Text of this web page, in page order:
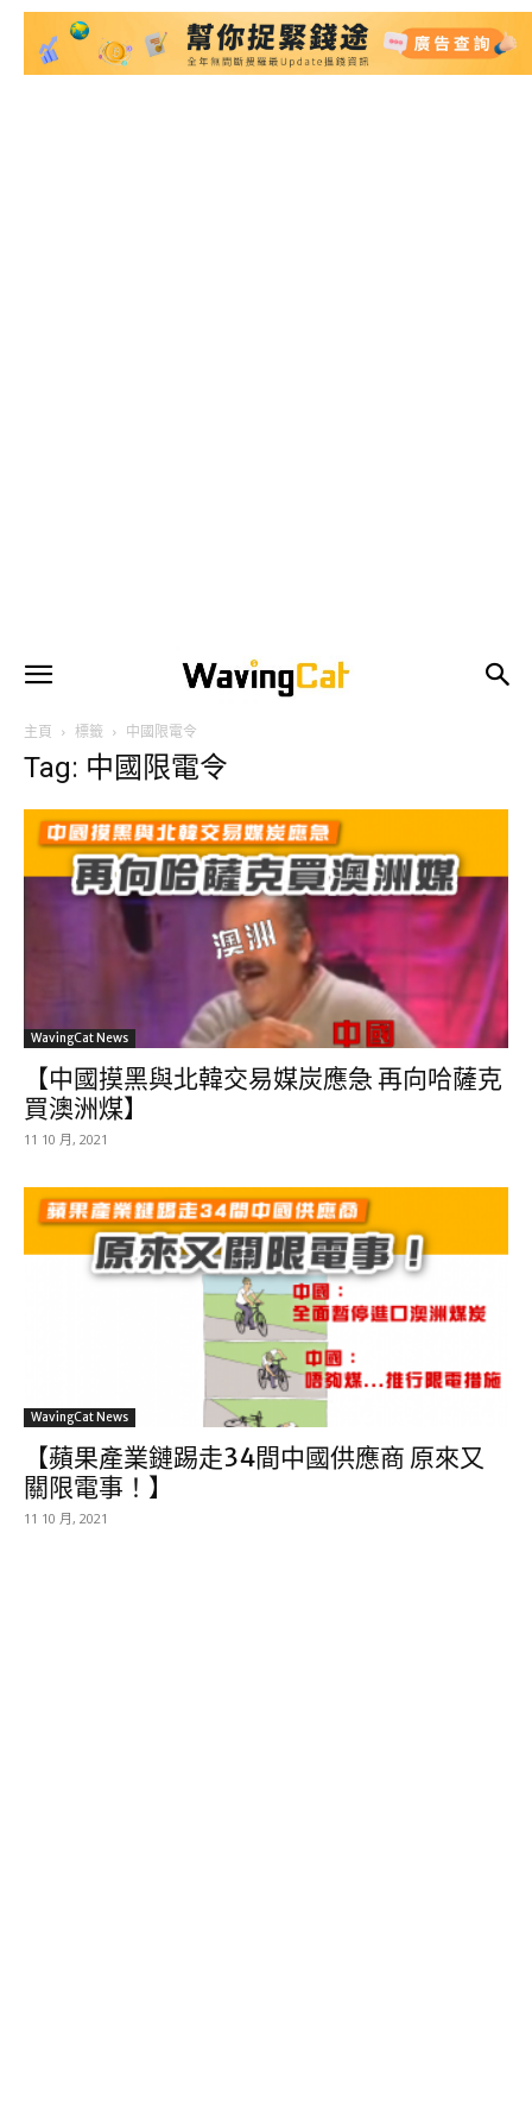
主頁 標籤 中國限電令
Tag: 中國限電令
WavingCat News
【中國摸黑與北韓交易媒炭應急 再向哈薩克
買澳洲煤】
11 10 月, 2021
WavingCat News
【蘋果產業鏈踢走34間中國供應商 原來又
關限電事！】
11 10 月, 2021